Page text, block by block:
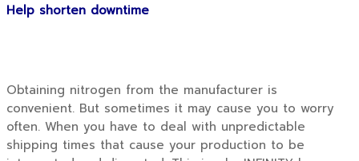
Help shorten downtime
Obtaining nitrogen from the manufacturer is
convenient. But sometimes it may cause you to worry
often. When you have to deal with unpredictable
shipping times that cause your production to be